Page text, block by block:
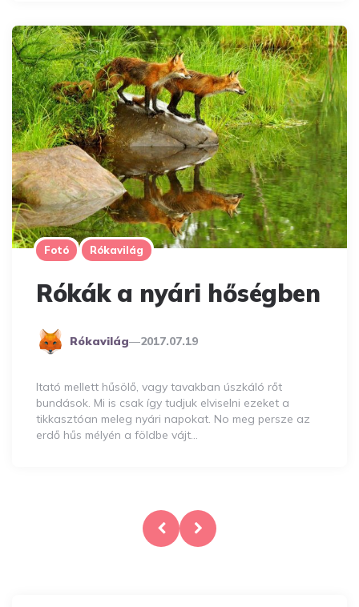
Fotó Rókavilág
Rókák a nyári hőségben
Posted
Rókavilág 2017.07.19
Itató mellett hűsölő, vagy tavakban úszkáló rőt
bundások. Mi is csak így tudjuk elviselni ezeket a
tikkasztóan meleg nyári napokat. No meg persze az
erdő hűs mélyén a földbe vájt…